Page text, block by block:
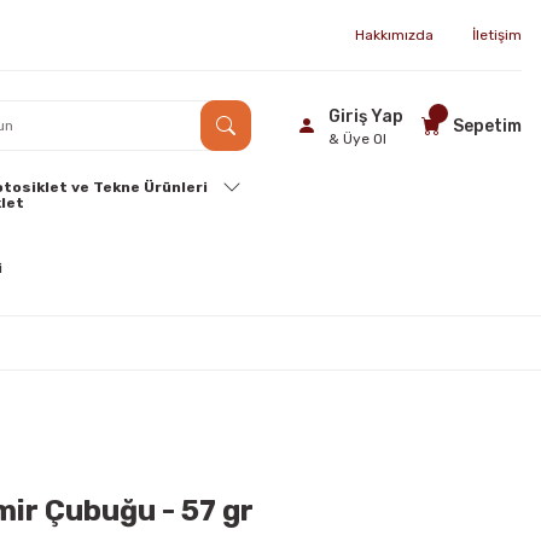
Hakkımızda İletişim
Giriş Yap
& Üye Ol
Sepetim
ve Tekne Ürünleri
Çubuğu - 57 gr